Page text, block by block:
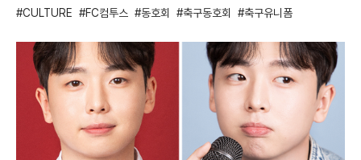
CULTURE FC컴투스 동호회 축구동호회 축구유니폼